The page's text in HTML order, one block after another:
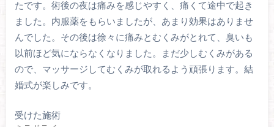
たです。術後の夜は痛みを感じやすく、痛くて途中で起き
ました。内服薬をもらいましたが、あまり効果はありませ
んでした。その後は徐々に痛みとむくみがとれて、臭いも
以前ほど気にならなくなりました。まだ少しむくみがある
ので、マッサージしてむくみが取れるよう頑張ります。結
婚式が楽しみです。
受けた施術